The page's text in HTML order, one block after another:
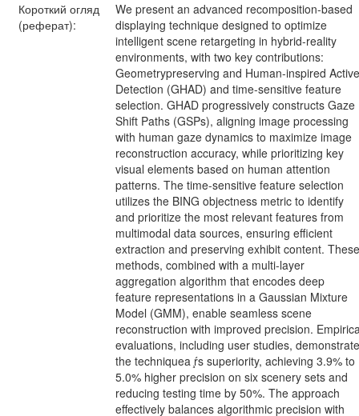
Короткий огляд
(реферат):
We present an advanced recomposition-based
displaying technique designed to optimize
intelligent scene retargeting in hybrid-reality
environments, with two key contributions:
Geometrypreserving and Human-inspired Active
Detection (GHAD) and time-sensitive feature
selection. GHAD progressively constructs Gaze
Shift Paths (GSPs), aligning image processing
with human gaze dynamics to maximize image
reconstruction accuracy, while prioritizing key
visual elements based on human attention
patterns. The time-sensitive feature selection
utilizes the BING objectness metric to identify
and prioritize the most relevant features from
multimodal data sources, ensuring efficient
extraction and preserving exhibit content. These
methods, combined with a multi-layer
aggregation algorithm that encodes deep
feature representations in a Gaussian Mixture
Model (GMM), enable seamless scene
reconstruction with improved precision.
evaluations, including user studies, demonstrate
the techniquea ̧ŕs superiority, achieving 3.9% to
5.0% higher precision on six scenery sets and
reducing testing time by 50%. The approach
effectively balances algorithmic precision with